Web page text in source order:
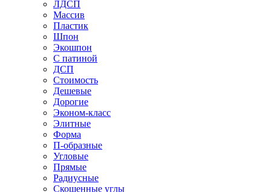
ЛДСП
Массив
Пластик
Шпон
Экошпон
С патиной
ДСП
Стоимость
Дешевые
Дорогие
Эконом-класс
Элитные
Форма
П-образные
Угловые
Прямые
Радиусные
Скошенные углы